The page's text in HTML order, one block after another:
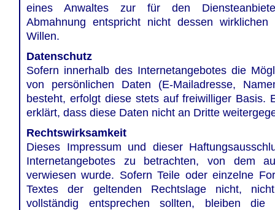
eines Anwaltes zur für den
Abmahnung entspricht nicht dessen wirklichen
Willen.
Datenschutz
Sofern innerhalb des Internetangebotes die
von persönlichen Daten (E-Mailadresse,
besteht, erfolgt diese stets auf freiwilliger Basis.
erklärt, dass diese Daten nicht an Dritte
Rechtswirksamkeit
Dieses Impressum und dieser
Internetangebotes zu betrachten, von dem
verwiesen wurde. Sofern Teile oder einzelne
Textes der geltenden Rechtslage nicht,
vollständig entsprechen sollten, bleiben